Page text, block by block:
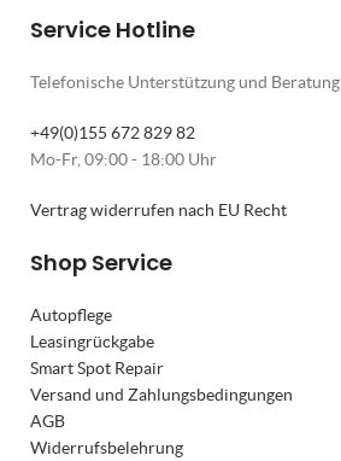
Service Hotline
Telefonische Unterstützung und Beratung
+49(0)155 672 829 82
Mo-Fr, 09:00 - 18:00 Uhr
Vertrag widerrufen nach EU Recht
Shop Service
Autopflege
Leasingrückgabe
Smart Spot Repair
Versand und Zahlungsbedingungen
AGB
Widerrufsbelehrung